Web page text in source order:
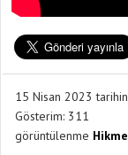
15 Nisan 2023
Gösterim: 311
görüntülenme